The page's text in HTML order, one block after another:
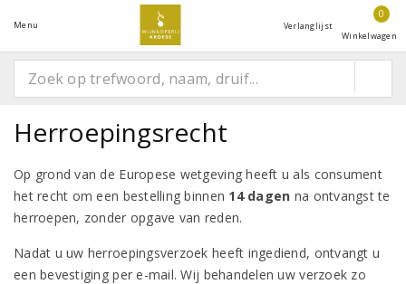
Menu Verlanglijst
0
Winkelwagen
Herroepingsrecht
Op grond van de Europese wetgeving heeft u als consument
het recht om een bestelling binnen 14 dagen na ontvangst te
herroepen, zonder opgave van reden.
Nadat u uw herroepingsverzoek heeft ingediend, ontvangt u
een bevestiging per e-mail. Wij behandelen uw verzoek zo